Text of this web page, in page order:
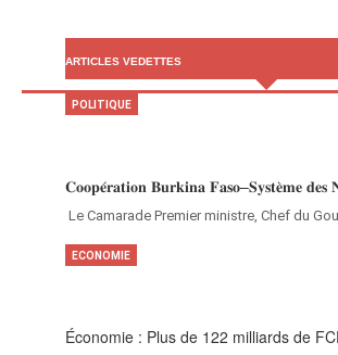
ARTICLES VEDETTES
𝐂𝐨𝐨𝐩𝐞́𝐫𝐚𝐭𝐢𝐨𝐧 𝐁𝐮𝐫𝐤𝐢𝐧𝐚 𝐅𝐚𝐬𝐨–𝐒𝐲𝐬𝐭𝐞̀𝐦𝐞 𝐝𝐞𝐬
‎Le Camarade Premier ministre, Chef du
POLITIQUE
Économie : Plus de 122 milliards de
ECONOMIE